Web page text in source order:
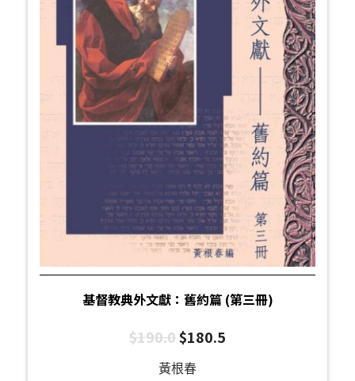
基督教典外文獻：舊約篇 (第三冊)
$190.0$180.5
黃根春